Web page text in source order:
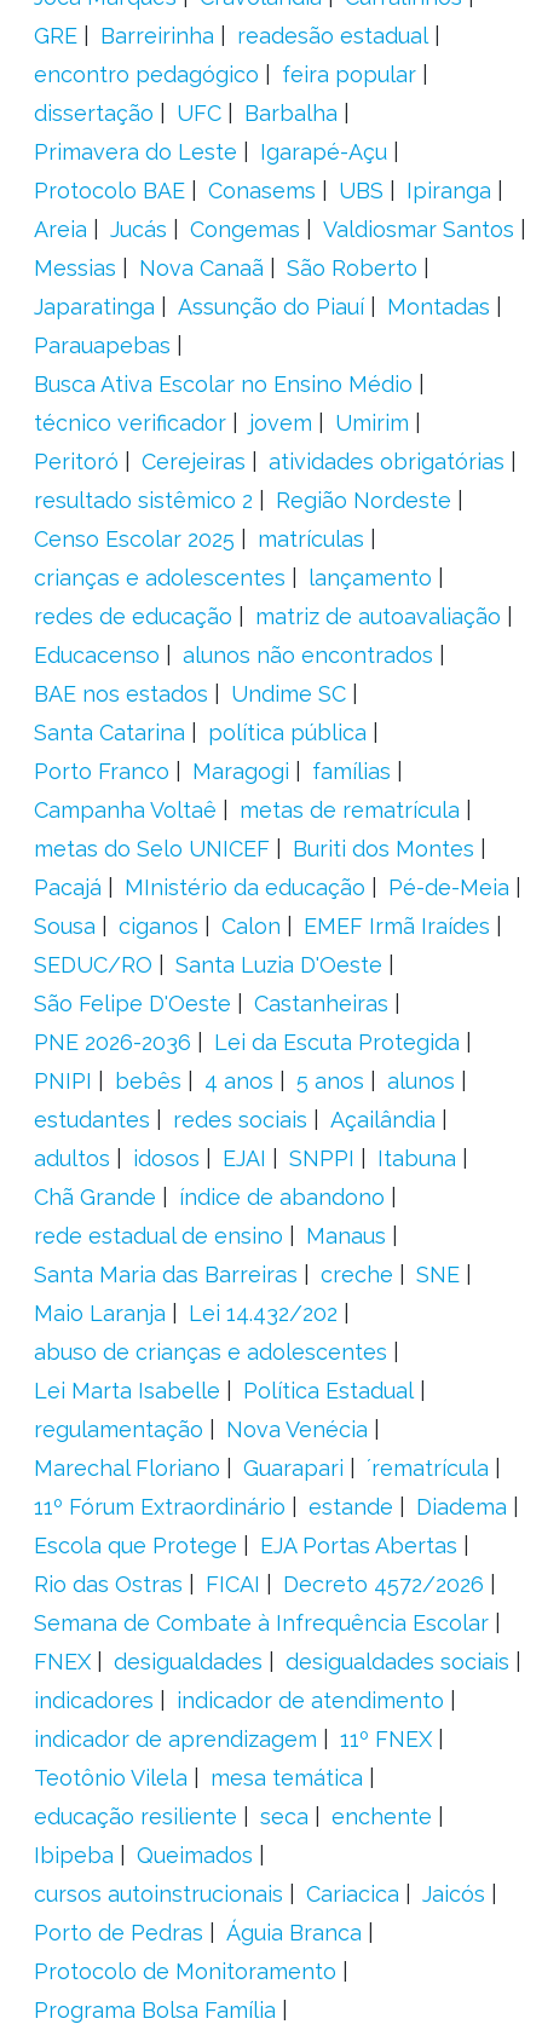
GRE
Barreirinha
readesão estadual
encontro pedagógico
feira popular
dissertação
UFC
Barbalha
Primavera do Leste
Igarapé-Açu
Protocolo BAE
Conasems UBS
Ipiranga
Areia
Jucás Congemas
Valdiosmar Santos
Messias
Nova Canaã
São Roberto
Japaratinga
Assunção do Piauí
Montadas
Parauapebas
Busca Ativa Escolar no Ensino Médio
técnico verificador
jovem
Umirim
Peritoró
Cerejeiras
atividades obrigatórias
resultado sistêmico 2
Região Nordeste
Censo Escolar 2025
matrículas
crianças e adolescentes
lançamento
redes de educação
matriz de autoavaliação
Educacenso
alunos não encontrados
BAE nos estados
Undime SC
Santa Catarina
política pública
Porto Franco
Maragogi
famílias
Campanha Voltaê
metas de rematrícula
metas do Selo UNICEF
Buriti dos Montes
Pacajá
MInistério da educação
Pé-de-Meia
Sousa
ciganos Calon
EMEF Irmã Iraídes
SEDUC/RO
Santa Luzia D'Oeste
São Felipe D'Oeste
Castanheiras
PNE 2026-2036
Lei da Escuta Protegida
PNIPI
bebês 4 anos 5 anos
alunos
estudantes
redes sociais
Açailândia
adultos
idosos EJAI SNPPI
Itabuna
Chã Grande
índice de abandono
rede estadual de ensino
Manaus
Santa Maria das Barreiras
creche
SNE
Maio Laranja
Lei 14.432/202
abuso de crianças e adolescentes
Lei Marta Isabelle
Política Estadual
regulamentação
Nova Venécia
Marechal Floriano
Guarapari
´rematrícula
11º Fórum Extraordinário
estande
Diadema
Escola que Protege
EJA Portas Abertas
Rio das Ostras
FICAI
Decreto 4572/2026
Semana de Combate à Infrequência Escolar
FNEX
desigualdades
desigualdades sociais
indicadores
indicador de atendimento
indicador de aprendizagem
11º FNEX
Teotônio Vilela
mesa temática
educação resiliente
seca
enchente
Ibipeba
Queimados
cursos autoinstrucionais
Cariacica
Jaicós
Porto de Pedras
Águia Branca
Protocolo de Monitoramento
Programa Bolsa Família